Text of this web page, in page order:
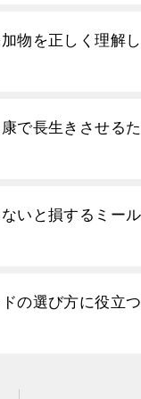
物を正しく理解し
で長生きさせる
いと損するミー
の選び方に役立